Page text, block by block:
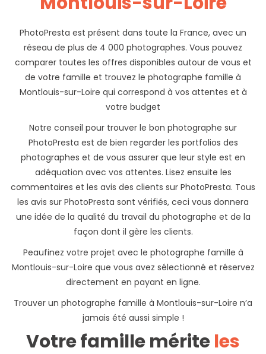
PhotoPresta est présent dans toute la France, avec un
réseau de plus de 4 000 photographes. Vous pouvez
comparer toutes les offres disponibles autour de vous et
de votre famille et trouvez le photographe famille à
Montlouis-sur-Loire qui correspond à vos attentes et à
votre budget
Notre conseil pour trouver le bon photographe sur
PhotoPresta est de bien regarder les portfolios des
photographes et de vous assurer que leur style est en
adéquation avec vos attentes. Lisez ensuite les
commentaires et les avis des clients sur PhotoPresta. Tous
les avis sur PhotoPresta sont vérifiés, ceci vous donnera
une idée de la qualité du travail du photographe et de la
façon dont il gère les clients.
Peaufinez votre projet avec le photographe famille à
Montlouis-sur-Loire que vous avez sélectionné et réservez
directement en payant en ligne.
Trouver un photographe famille à Montlouis-sur-Loire n’a
jamais été aussi simple !
Votre famille mériteles